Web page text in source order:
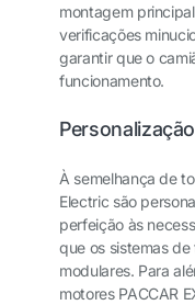
montagem
verificações
garantir que o
funcionamento.
Personalização
À semelhança de
Electric são
perfeição às
que os sistemas de
modulares. Para
motores PACCAR